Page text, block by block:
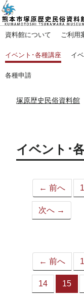
資料館について ご利用
イベント･各種講座 イ
各種申請
塚原歴史民俗資料館
イベント･
← 前へ 1
次へ →
← 前へ 1
14 15